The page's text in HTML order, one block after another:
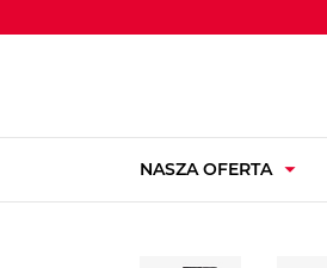
NASZA OFERTA arrow_drop_down